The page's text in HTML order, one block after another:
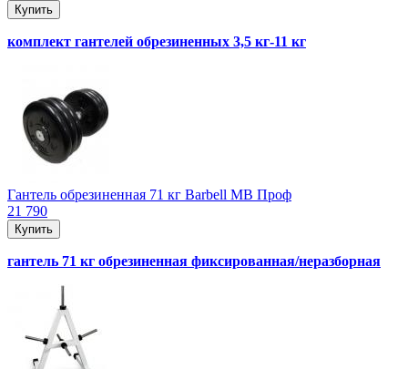
Купить
комплект гантелей обрезиненных 3,5 кг-11 кг
Гантель обрезиненная 71 кг Barbell MB Проф
21 790
Купить
гантель 71 кг обрезиненная фиксированная/неразборная